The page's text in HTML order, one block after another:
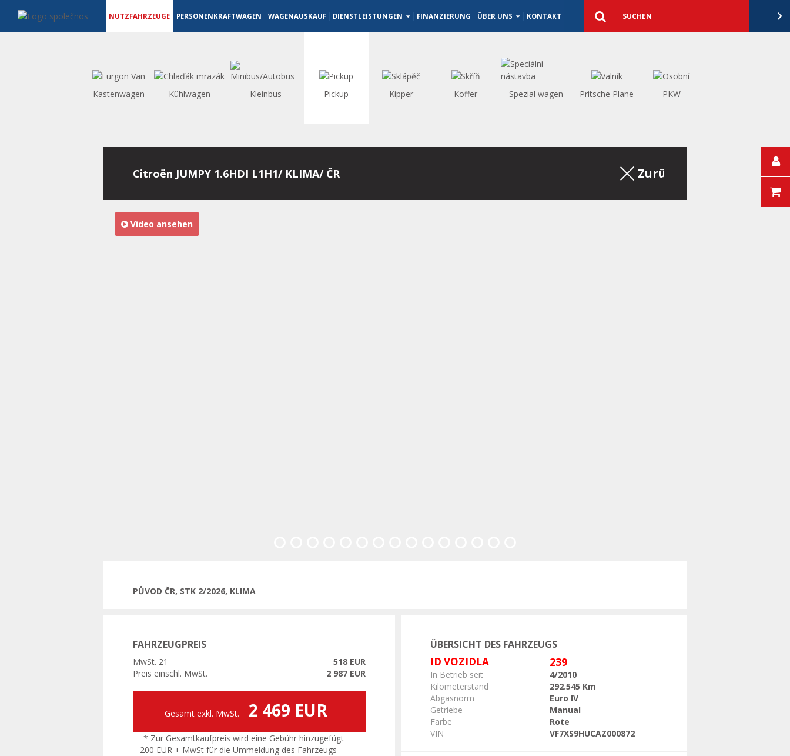
NUTZFAHRZEUGE PERSONENKRAFTWAGEN WAGENAUSKAUF DIENSTLEISTUNGEN FINANZIERUNG ÜBER UNS KONTAKT Suche Suchen
Kastenwagen Kühlwagen Kleinbus Pickup Kipper Koffer Spezial wagen Pritsche Plane PKW
Citroën JUMPY 1.6HDI L1H1/ KLIMA/ ČR Zurück zum Auszug
Video ansehen
PŮVOD ČR, STK 2/2026, KLIMA
FAHRZEUGPREIS
MwSt. 21
518 EUR
Preis einschl. MwSt.
2 987 EUR
Gesamt exkl. MwSt. 2 469 EUR
* Zur Gesamtkaufpreis wird eine Gebühr hinzugefügt
200 EUR + MwSt für die Ummeldung des Fahrzeugs
ÜBERSICHT DES FAHRZEUGS
ID VOZIDLA 239
In Betrieb seit
4/2010
Kilometerstand
292.545 Km
Abgasnorm
Euro IV
Getriebe
Manual
Farbe
Rote
VIN
VF7XS9HUCAZ000872